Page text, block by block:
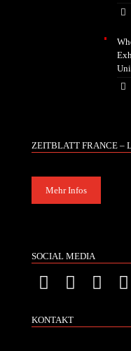
ZEITBLATT FRANCE –
Mehr Infos
SOCIAL MEDIA
KONTAKT